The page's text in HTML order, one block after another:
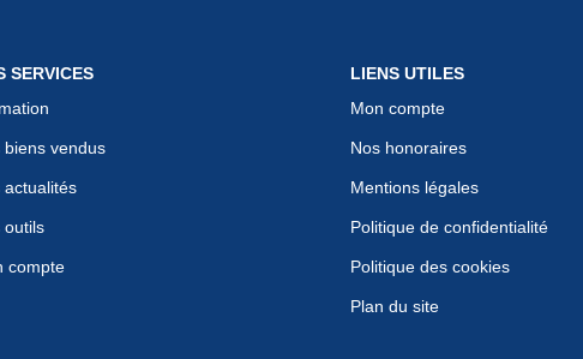
SERVICES
biens vendus
actualités
outils
compte
LIENS UTILES
Mon compte
Nos honoraires
Mentions légales
Politique de confidentialité
Politique des cookies
Plan du site